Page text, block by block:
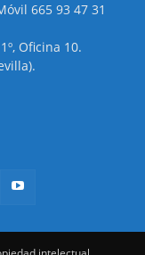
665 93 47 31
Oficina 10.